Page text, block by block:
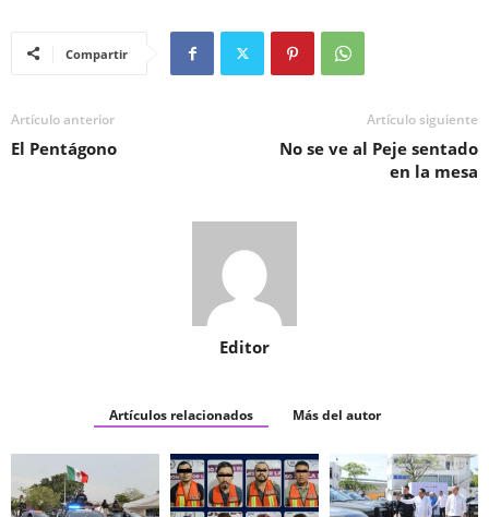
Compartir
Artículo anterior
El Pentágono
Artículo siguiente
No se ve al Peje sentado
en la mesa
Editor
Artículos relacionados Más del autor